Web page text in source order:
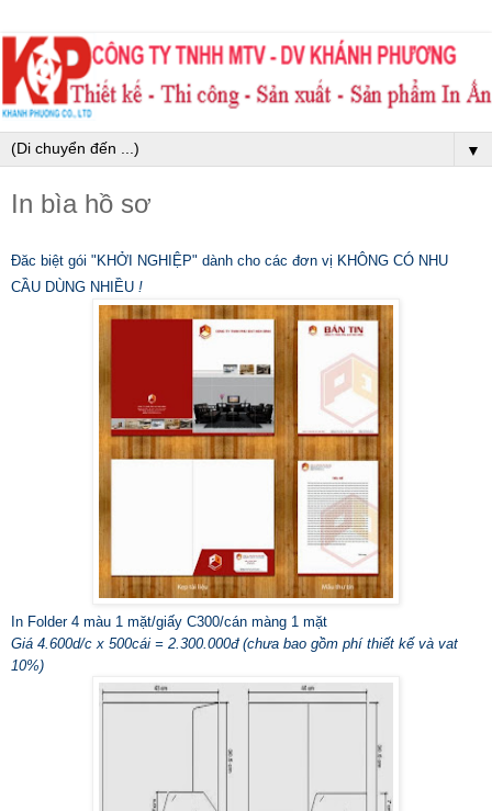
▼
In bìa hồ sơ
Đăc biệt gói "KHỞI NGHIỆP" dành cho các đơn vị KHÔNG CÓ NHU
CẦU DÙNG NHIỀU !
In Folder 4 màu 1 mặt/giấy C300/cán màng 1 mặt
Giá 4.600d/c x 500cái = 2.300.000đ (chưa bao gồm phí thiết kế và vat
10%)